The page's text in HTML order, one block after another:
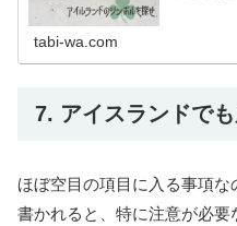
tabi-wa.com
7. アイスランドで
ほぼ空目の項目に入る事項な
書かれると、特に注意が必要